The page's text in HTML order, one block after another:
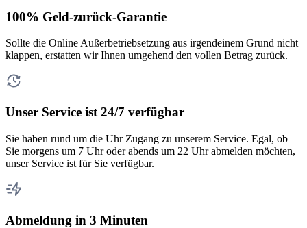
100% Geld-zurück-Garantie
Sollte die Online Außerbetriebsetzung aus irgendeinem Grund nicht
klappen, erstatten wir Ihnen umgehend den vollen Betrag zurück.
Unser Service ist 24/7 verfügbar
Sie haben rund um die Uhr Zugang zu unserem Service. Egal, ob
Sie morgens um 7 Uhr oder abends um 22 Uhr abmelden möchten,
unser Service ist für Sie verfügbar.
Abmeldung in 3 Minuten